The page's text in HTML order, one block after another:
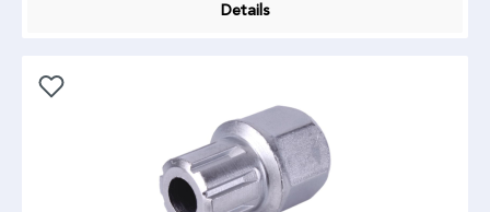
Details